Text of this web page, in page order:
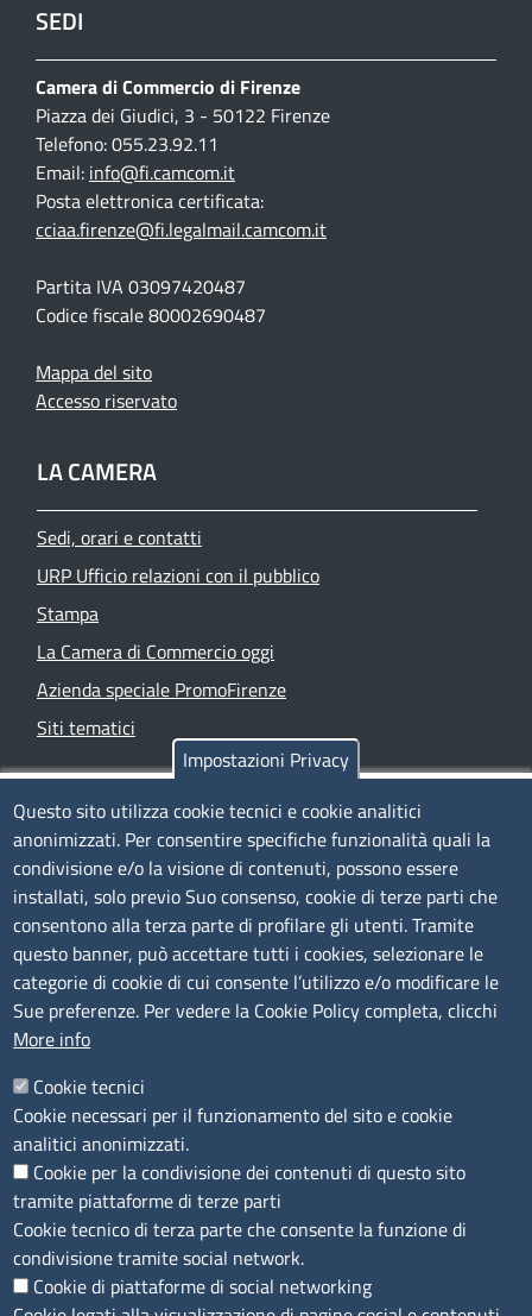
SEDI
Camera di Commercio di Firenze
Piazza dei Giudici, 3 - 50122 Firenze
Telefono: 055.23.92.11
Email: info@fi.camcom.it
Posta elettronica certificata:
cciaa.firenze@fi.legalmail.camcom.it
Partita IVA 03097420487
Codice fiscale 80002690487
Mappa del sito
Accesso riservato
LA CAMERA
Sedi, orari e contatti
URP Ufficio relazioni con il pubblico
Stampa
La Camera di Commercio oggi
Azienda speciale PromoFirenze
Siti tematici
TRASPARENZA
Albo Online
Amministrazione trasparente
Bandi e concorsi
Segnalazioni Whistleblowing
Accessibilità
IBAN e pagamenti informatici
Informative privacy e cookie
Verifiche PA
Attuazione misure PNRR
Modulistica
SEGUICI SU
Impostazioni Privacy
Questo sito utilizza cookie tecnici e cookie analitici
anonimizzati. Per consentire specifiche funzionalità quali la
condivisione e/o la visione di contenuti, possono essere
installati, solo previo Suo consenso, cookie di terze parti che
consentono alla terza parte di profilare gli utenti. Tramite
questo banner, può accettare tutti i cookies, selezionare le
categorie di cookie di cui consente l’utilizzo e/o modificare le
Sue preferenze. Per vedere la Cookie Policy completa, clicchi
More info
Cookie tecnici
Cookie necessari per il funzionamento del sito e cookie
analitici anonimizzati.
Cookie per la condivisione dei contenuti di questo sito
tramite piattaforme di terze parti
Cookie tecnico di terza parte che consente la funzione di
condivisione tramite social network.
Cookie di piattaforme di social networking